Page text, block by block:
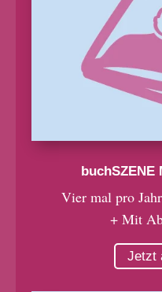
Vier mal pro
+ Mit
Jetzt